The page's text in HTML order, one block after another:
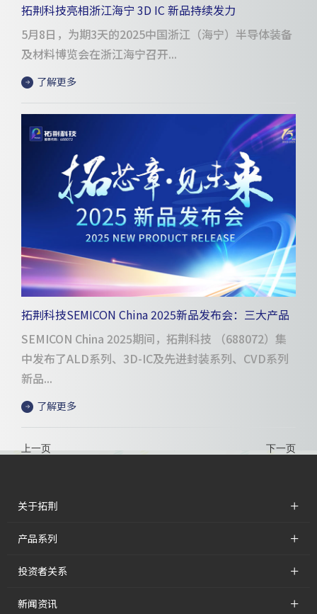
拓荆科技亮相浙江海宁 3D IC 新品持续发力
5月8日，为期3天的2025中国浙江（海宁）半导体装备
及材料博览会在浙江海宁召开...
了解更多
拓荆科技SEMICON China 2025新品发布会：三大产品
系列引领半导体制造创新突破
SEMICON China 2025期间，拓荆科技 （688072）集
中发布了ALD系列、3D-IC及先进封装系列、CVD系列
新品...
了解更多
上一页 下一页
关于拓荆 +
产品系列 +
投资者关系 +
新闻资讯 +